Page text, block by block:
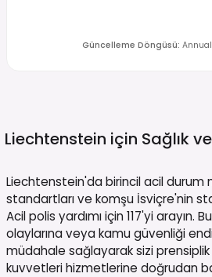
Güncelleme Döngüsü:
Liechtenstein için Sağlık
Liechtenstein'da birincil acil durum
standartları ve komşu İsviçre'nin
Acil polis yardımı için 117'yi arayın.
olaylarına veya kamu güvenliği
müdahale sağlayarak sizi
kuvvetleri hizmetlerine doğrudan